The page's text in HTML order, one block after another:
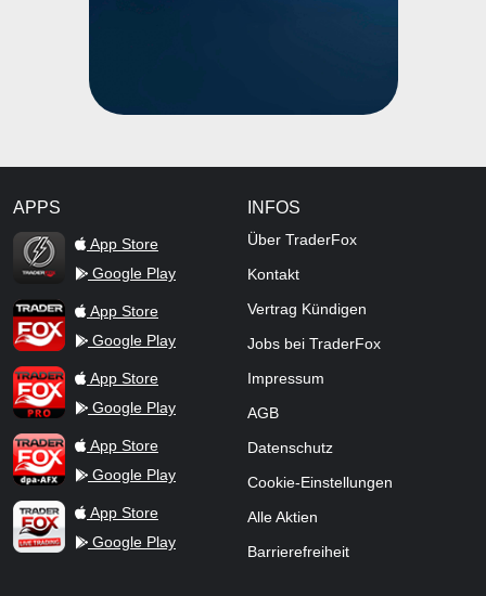
APPS
TraderFox Flash
App Store
Google Play
TraderFox AppApp Store
Google Play
TraderFox ProApp Store
Google Play
TraderFox dpa-AFX ProFeed
App Store
Google Play
TraderFox Live Trading
App Store
Google Play
INFOS
Über TraderFox
Kontakt
Vertrag Kündigen
Jobs bei TraderFox
Impressum
AGB
Datenschutz
Cookie-Einstellungen
Alle Aktien
Barrierefreiheit